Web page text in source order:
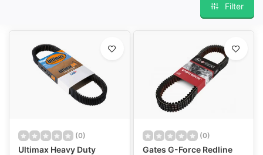
Filter
(0)
Ultimax Heavy Duty
(0)
Gates G-Force Redline